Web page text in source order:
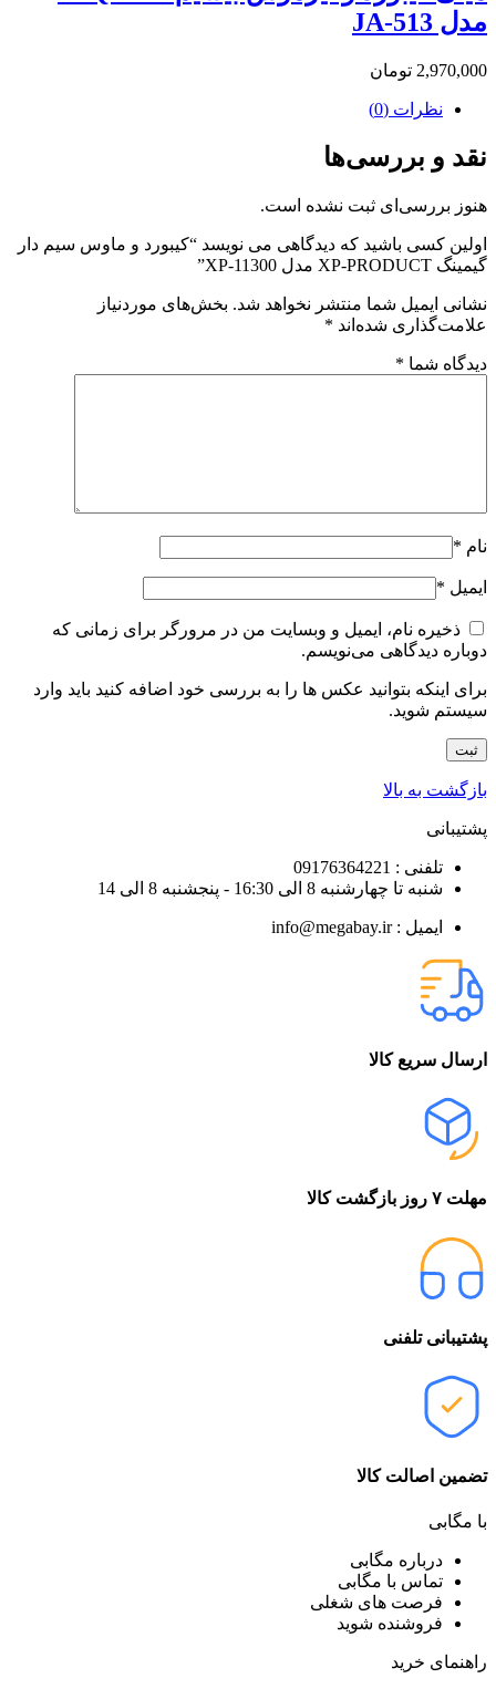
مدل JA-513
2,970,000 تومان
نظرات (0)
نقد و بررسی‌ها
هنوز بررسی‌ای ثبت نشده است.
اولین کسی باشید که دیدگاهی می نویسد “کیبورد و ماوس سیم دار
گیمینگ XP-PRODUCT مدل XP-11300”
نشانی ایمیل شما منتشر نخواهد شد. بخش‌های موردنیاز
علامت‌گذاری شده‌اند *
دیدگاه شما *
نام *
ایمیل *
ذخیره نام، ایمیل و وبسایت من در مرورگر برای زمانی که
دوباره دیدگاهی می‌نویسم.
برای اینکه بتوانید عکس ها را به بررسی خود اضافه کنید باید وارد
سیستم شوید.
بازگشت به بالا
پشتیبانی
تلفنی : 09176364221
شنبه تا چهارشنبه 8 الی 16:30 - پنجشنبه 8 الی 14
ایمیل : info@megabay.ir
ارسال سریع کالا
مهلت ۷ روز بازگشت کالا
پشتیبانی تلفنی
تضمین اصالت کالا
با مگابی
درباره مگابی
تماس با مگابی
فرصت های شغلی
فروشنده شوید
راهنمای خرید